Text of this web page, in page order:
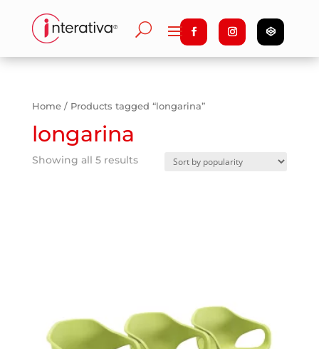
Home/ Products tagged “longarina”
longarina
Showing all 5 results